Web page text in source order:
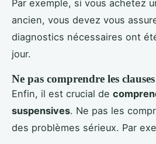
Par exemple, si vous achetez
ancien, vous devez vous
diagnostics nécessaires ont
jour.
Ne pas comprendre les
Enfin, il est crucial de
suspensives. Ne pas les
des problèmes sérieux. Par